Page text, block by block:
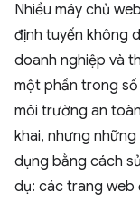
Nhiều máy chủ
định tuyến không
doanh nghiệp và
một phần trong
môi trường an
khai, nhưng
dụng bằng cách
dụ: các trang web